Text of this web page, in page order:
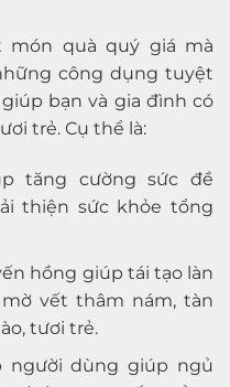
món quà quý giá mà
công dụng tuyệt
bạn và gia đình có
trẻ. Cụ thể là:
tăng cường sức đề
thiện sức khỏe tổng
hồng giúp tái tạo làn
vết thâm nám, tàn
tươi trẻ.
người dùng giúp ngủ